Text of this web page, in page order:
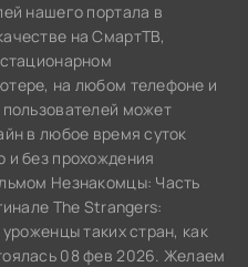
нашего портала в
на СмартТВ,
на любом телефоне и
может
в любое время суток
и без прохождения
Незнакомцы: Часть
The Strangers:
таких стран, как
08 фев 2026. Желаем